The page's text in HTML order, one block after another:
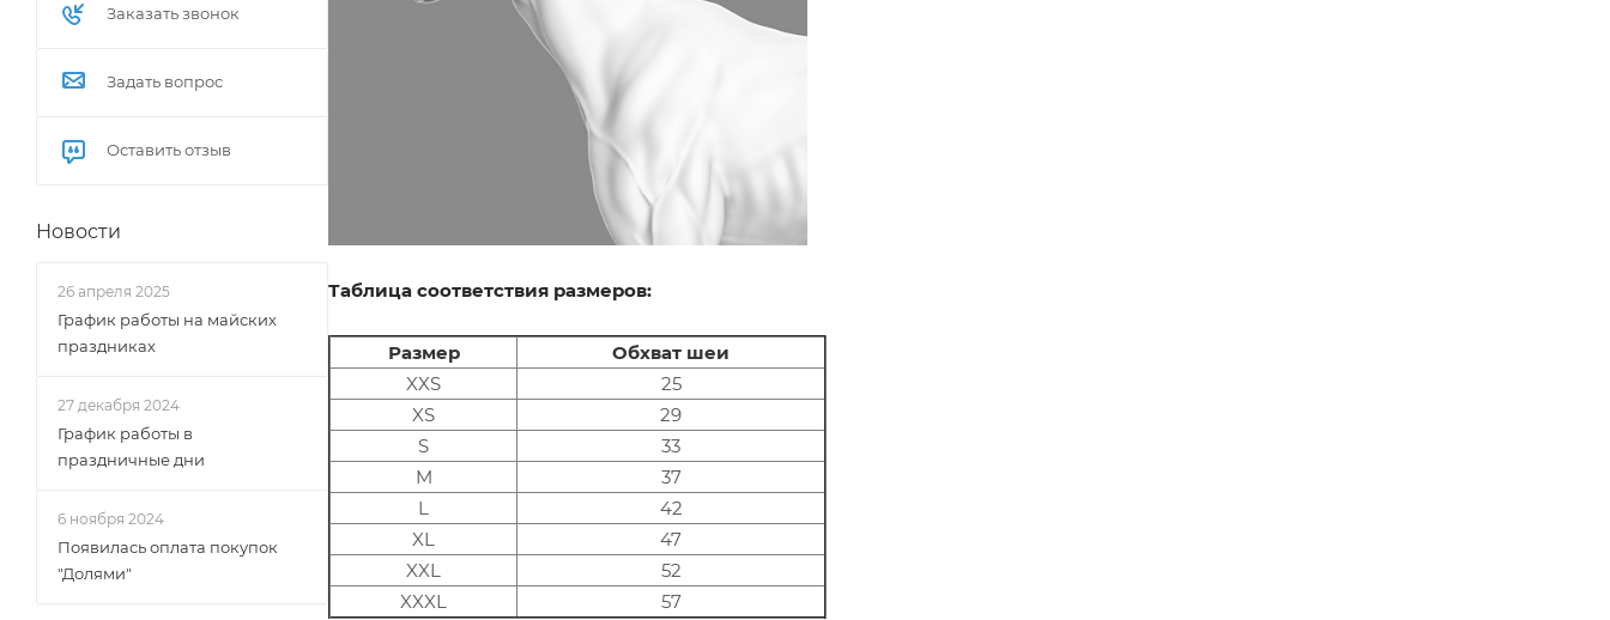
Таблица соответствия размеров:
Размер
Обхват шеи
XXS
25
XS
29
S
33
M
37
L
42
XL
47
XXL
52
XXXL
57
Заказать звонок
Задать вопрос
Оставить отзыв
Новости
26 апреля 2025
График работы на майских
праздниках
27 декабря 2024
График работы в
праздничные дни
6 ноября 2024
Появилась оплата покупок
"Долями"